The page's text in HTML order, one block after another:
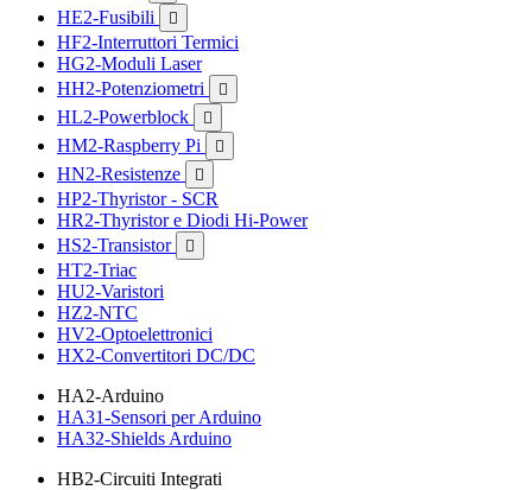
HE2-Fusibili 
HF2-Interruttori Termici
HG2-Moduli Laser
HH2-Potenziometri

HL2-Powerblock 
HM2-Raspberry Pi 
HN2-Resistenze 
HP2-Thyristor - SCR
HR2-Thyristor e Diodi Hi-Power
HS2-Transistor

HT2-Triac
HU2-Varistori
HZ2-NTC
HV2-Optoelettronici
HX2-Convertitori DC/DC
HA2-Arduino
HA31-Sensori per Arduino
HA32-Shields Arduino
HB2-Circuiti Integrati